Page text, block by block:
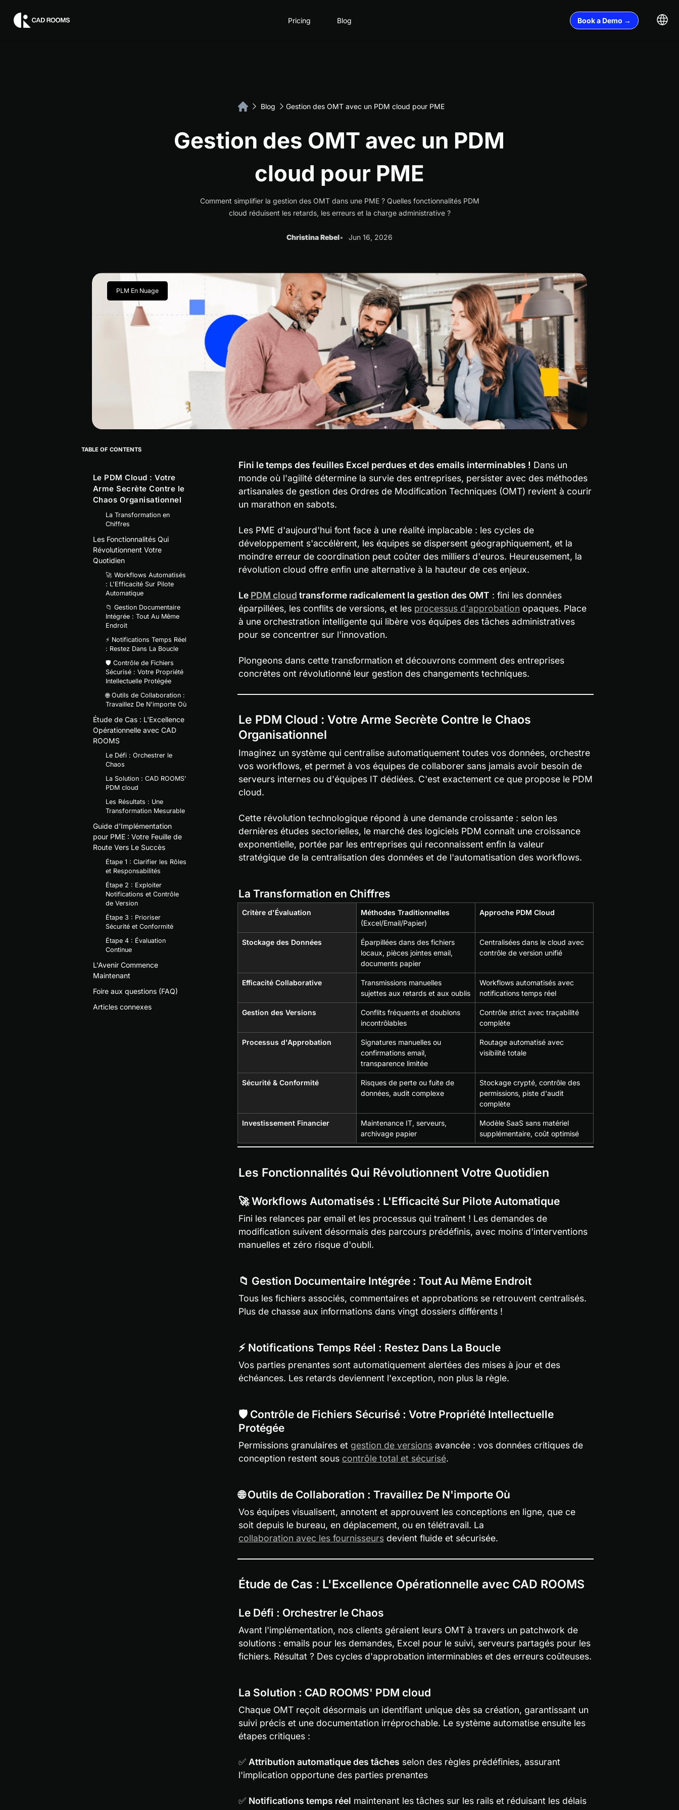
Pricing Blog Book a Demo →
Blog Gestion des OMT avec un PDM cloud pour PME
Gestion des OMT avec un PDM
cloud pour PME
Comment simplifier la gestion des OMT dans une PME ? Quelles fonctionnalités PDM
cloud réduisent les retards, les erreurs et la charge administrative ?
Christina Rebel Jun 16, 2026
PLM En Nuage
TABLE OF CONTENTS
Le PDM Cloud : Votre
Arme Secrète Contre le
Chaos Organisationnel
La Transformation en
Chiffres
Les Fonctionnalités Qui
Révolutionnent Votre
Quotidien
🚀 Workflows Automatisés
: L'Efficacité Sur Pilote
Automatique
📁 Gestion Documentaire
Intégrée : Tout Au Même
Endroit
⚡ Notifications Temps Réel
: Restez Dans La Boucle
🛡️ Contrôle de Fichiers
Sécurisé : Votre Propriété
Intellectuelle Protégée
🌐 Outils de Collaboration :
Travaillez De N'importe Où
Étude de Cas : L'Excellence
Opérationnelle avec CAD
ROOMS
Le Défi : Orchestrer le
Chaos
La Solution : CAD ROOMS'
PDM cloud
Les Résultats : Une
Transformation Mesurable
Guide d'Implémentation
pour PME : Votre Feuille de
Route Vers Le Succès
Étape 1 : Clarifier les Rôles
et Responsabilités
Étape 2 : Exploiter
Notifications et Contrôle
de Version
Étape 3 : Prioriser
Sécurité et Conformité
Étape 4 : Évaluation
Continue
L'Avenir Commence
Maintenant
Foire aux questions (FAQ)
Articles connexes
Fini le temps des feuilles Excel perdues et des emails interminables ! Dans un
monde où l'agilité détermine la survie des entreprises, persister avec des méthodes
artisanales de gestion des Ordres de Modification Techniques (OMT) revient à courir
un marathon en sabots.
Les PME d'aujourd'hui font face à une réalité implacable : les cycles de
développement s'accélèrent, les équipes se dispersent géographiquement, et la
moindre erreur de coordination peut coûter des milliers d'euros. Heureusement, la
révolution cloud offre enfin une alternative à la hauteur de ces enjeux.
Le PDM cloud transforme radicalement la gestion des OMT : fini les données
éparpillées, les conflits de versions, et les processus d'approbation opaques. Place
à une orchestration intelligente qui libère vos équipes des tâches administratives
pour se concentrer sur l'innovation.
Plongeons dans cette transformation et découvrons comment des entreprises
concrètes ont révolutionné leur gestion des changements techniques.
Le PDM Cloud : Votre Arme Secrète Contre le Chaos
Organisationnel
Imaginez un système qui centralise automatiquement toutes vos données, orchestre
vos workflows, et permet à vos équipes de collaborer sans jamais avoir besoin de
serveurs internes ou d'équipes IT dédiées. C'est exactement ce que propose le PDM
cloud.
Cette révolution technologique répond à une demande croissante : selon les
dernières études sectorielles, le marché des logiciels PDM connaît une croissance
exponentielle, portée par les entreprises qui reconnaissent enfin la valeur
stratégique de la centralisation des données et de l'automatisation des workflows.
La Transformation en Chiffres
Critère d'Évaluation
Méthodes Traditionnelles
(Excel/Email/Papier)
Approche PDM Cloud
Stockage des Données
Éparpillées dans des fichiers
locaux, pièces jointes email,
documents papier
Centralisées dans le cloud avec
contrôle de version unifié
Efficacité Collaborative
Transmissions manuelles
sujettes aux retards et aux oublis
Workflows automatisés avec
notifications temps réel
Gestion des Versions
Conflits fréquents et doublons
incontrôlables
Contrôle strict avec traçabilité
complète
Processus d'Approbation
Signatures manuelles ou
confirmations email,
transparence limitée
Routage automatisé avec
visibilité totale
Sécurité & Conformité
Risques de perte ou fuite de
données, audit complexe
Stockage crypté, contrôle des
permissions, piste d'audit
complète
Investissement Financier
Maintenance IT, serveurs,
archivage papier
Modèle SaaS sans matériel
supplémentaire, coût optimisé
Les Fonctionnalités Qui Révolutionnent Votre Quotidien
🚀 Workflows Automatisés : L'Efficacité Sur Pilote Automatique
Fini les relances par email et les processus qui traînent ! Les demandes de
modification suivent désormais des parcours prédéfinis, avec moins d'interventions
manuelles et zéro risque d'oubli.
📁 Gestion Documentaire Intégrée : Tout Au Même Endroit
Tous les fichiers associés, commentaires et approbations se retrouvent centralisés.
Plus de chasse aux informations dans vingt dossiers différents !
⚡ Notifications Temps Réel : Restez Dans La Boucle
Vos parties prenantes sont automatiquement alertées des mises à jour et des
échéances. Les retards deviennent l'exception, non plus la règle.
🛡️ Contrôle de Fichiers Sécurisé : Votre Propriété Intellectuelle
Protégée
Permissions granulaires et gestion de versions avancée : vos données critiques de
conception restent sous contrôle total et sécurisé.
🌐 Outils de Collaboration : Travaillez De N'importe Où
Vos équipes visualisent, annotent et approuvent les conceptions en ligne, que ce
soit depuis le bureau, en déplacement, ou en télétravail. La
collaboration avec les fournisseurs devient fluide et sécurisée.
Étude de Cas : L'Excellence Opérationnelle avec CAD ROOMS
Le Défi : Orchestrer le Chaos
Avant l'implémentation, nos clients géraient leurs OMT à travers un patchwork de
solutions : emails pour les demandes, Excel pour le suivi, serveurs partagés pour les
fichiers. Résultat ? Des cycles d'approbation interminables et des erreurs coûteuses.
La Solution : CAD ROOMS' PDM cloud
Chaque OMT reçoit désormais un identifiant unique dès sa création, garantissant un
suivi précis et une documentation irréprochable. Le système automatise ensuite les
étapes critiques :
✅ Attribution automatique des tâches selon des règles prédéfinies, assurant
l'implication opportune des parties prenantes
✅ Notifications temps réel maintenant les tâches sur les rails et réduisant les délais